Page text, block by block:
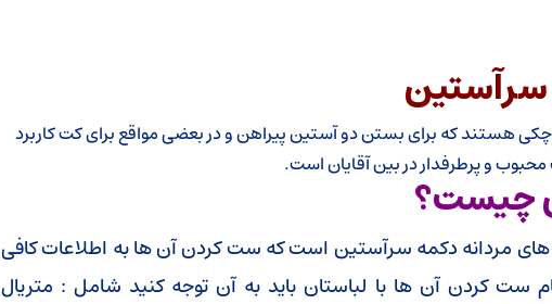
هستند که برای بستن دو آستین پیراهن و در بعضی مواقع برای کت کاربرد
محبوب و پرطرفدار در بین آقایان است.
چیست؟
مردانه دکمه سرآستین است که ست کردن آن ها به اطلاعات کافی
ست کردن آن ها با لباستان باید به آن توجه کنید شامل : متریال